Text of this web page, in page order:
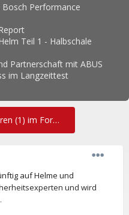
Performance
Teil 1 - Halbschale
Partnerschaft mit ABUS
im Langzeittest
Zu den Kommentaren (1) im Forum
auf Helme und
und wird